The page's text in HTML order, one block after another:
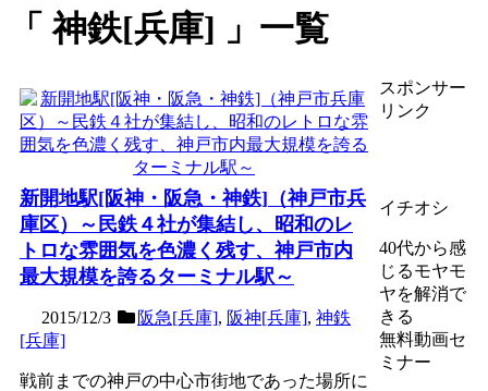
神鉄[兵庫] 一覧
新開地駅[阪神・阪急・神鉄]（神戸市兵
庫区）～民鉄４社が集結し、昭和のレ
トロな雰囲気を色濃く残す、神戸市内
最大規模を誇るターミナル駅～
2015/12/3 阪急[兵庫], 阪神[兵庫], 神鉄
[兵庫]
戦前までの神戸の中心市街地であった場所に
スポンサー
リンク
イチオシ
40代から感
じるモヤモ
ヤを解消で
きる
無料動画セ
ミナー